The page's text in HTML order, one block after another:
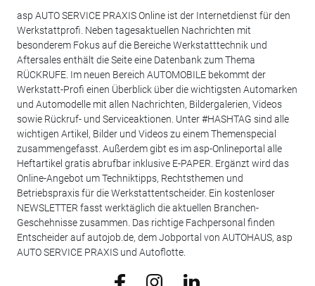
asp AUTO SERVICE PRAXIS Online ist der Internetdienst für den
Werkstattprofi. Neben tagesaktuellen Nachrichten mit
besonderem Fokus auf die Bereiche Werkstatttechnik und
Aftersales enthält die Seite eine Datenbank zum Thema
RÜCKRUFE. Im neuen Bereich AUTOMOBILE bekommt der
Werkstatt-Profi einen Überblick über die wichtigsten Automarken
und Automodelle mit allen Nachrichten, Bildergalerien, Videos
sowie Rückruf- und Serviceaktionen. Unter #HASHTAG sind alle
wichtigen Artikel, Bilder und Videos zu einem Themenspecial
zusammengefasst. Außerdem gibt es im asp-Onlineportal alle
Heftartikel gratis abrufbar inklusive E-PAPER. Ergänzt wird das
Online-Angebot um Techniktipps, Rechtsthemen und
Betriebspraxis für die Werkstattentscheider. Ein kostenloser
NEWSLETTER fasst werktäglich die aktuellen Branchen-
Geschehnisse zusammen. Das richtige Fachpersonal finden
Entscheider auf autojob.de, dem Jobportal von AUTOHAUS, asp
AUTO SERVICE PRAXIS und Autoflotte.